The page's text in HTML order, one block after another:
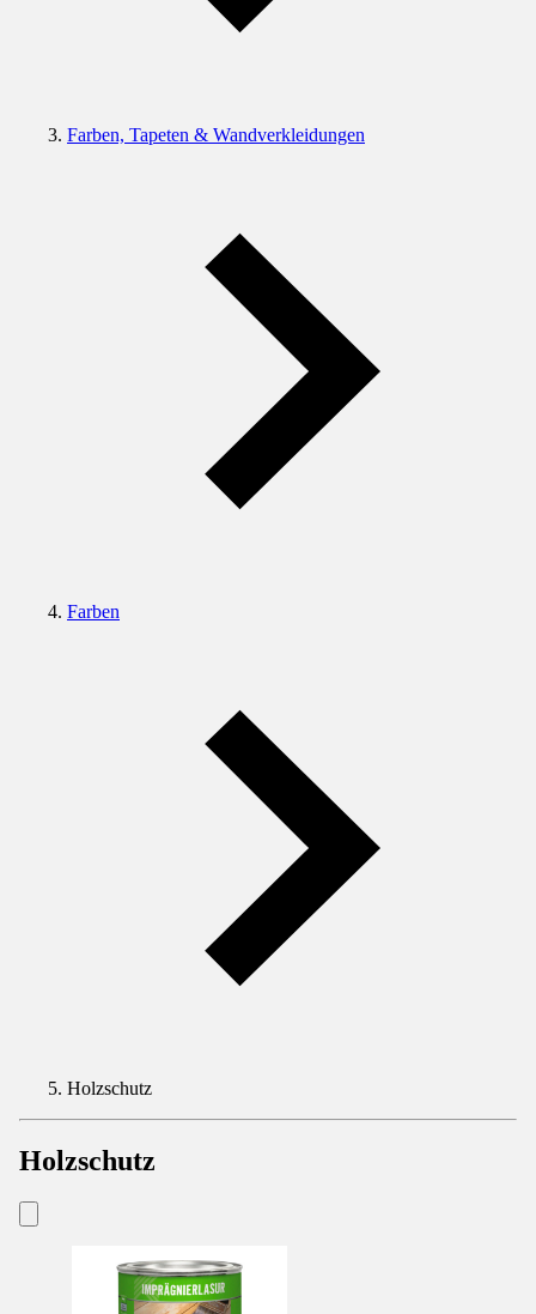
Farben, Tapeten & Wandverkleidungen
Farben
Holzschutz
Holzschutz